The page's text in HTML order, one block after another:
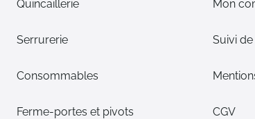
Quincaillerie
Serrurerie
Consommables
Ferme-portes et pivots
Mon
Suivi
CGV